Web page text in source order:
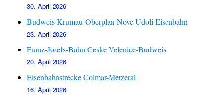
30. April 2026
Budweis-Krumau-Oberplan-Nove Udoli Eisenbahn
23. April 2026
Franz-Josefs-Bahn Ceske Velenice-Budweis
20. April 2026
Eisenbahnstrecke Colmar-Metzeral
16. April 2026